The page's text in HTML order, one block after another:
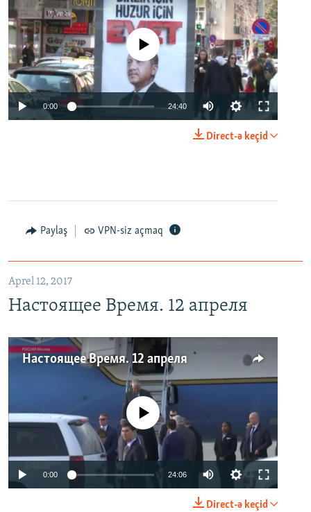
No media source currently available
0:00 24:40
Direct-ə keçid
Paylaş VPN-siz açmaq
Aprel 12, 2017
Настоящее Время. 12 апреля
Настоящее Время. 12 апреля
No media source currently available
0:00 24:06
Direct-ə keçid